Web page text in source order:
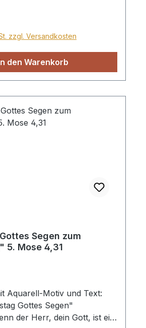
zzgl. Versandkosten
den Warenkorb
Segen zum
5. Mose 4,31
Aquarell-Motiv und Text:
Gottes Segen"
der Herr, dein Gott, ist ein